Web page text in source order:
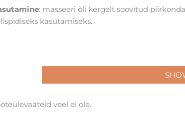
: masseeri õli kergelt soovitud
kasutamiseks.
veel ei ole.